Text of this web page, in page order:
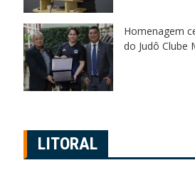
Homenagem
do Judô Clube
LITORAL